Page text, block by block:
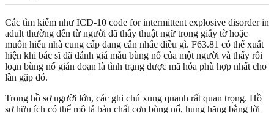
Các tìm kiếm như ICD-10 code for intermittent explosive disorder in
adult thường đến từ người đã thấy thuật ngữ trong giấy tờ hoặc
muốn hiểu nhà cung cấp đang cân nhắc điều gì. F63.81 có thể xuất
hiện khi bác sĩ đã đánh giá mẫu bùng nổ của một người và thấy rối
loạn bùng nổ gián đoạn là tình trạng được mã hóa phù hợp nhất cho
lần gặp đó.
Trong hồ sơ người lớn, các ghi chú xung quanh rất quan trọng. Hồ
sơ hữu ích có thể mô tả bản chất cơn bùng nổ, hung hăng bằng lời